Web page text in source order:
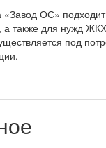
«Завод ОС»
а также для нужд
под